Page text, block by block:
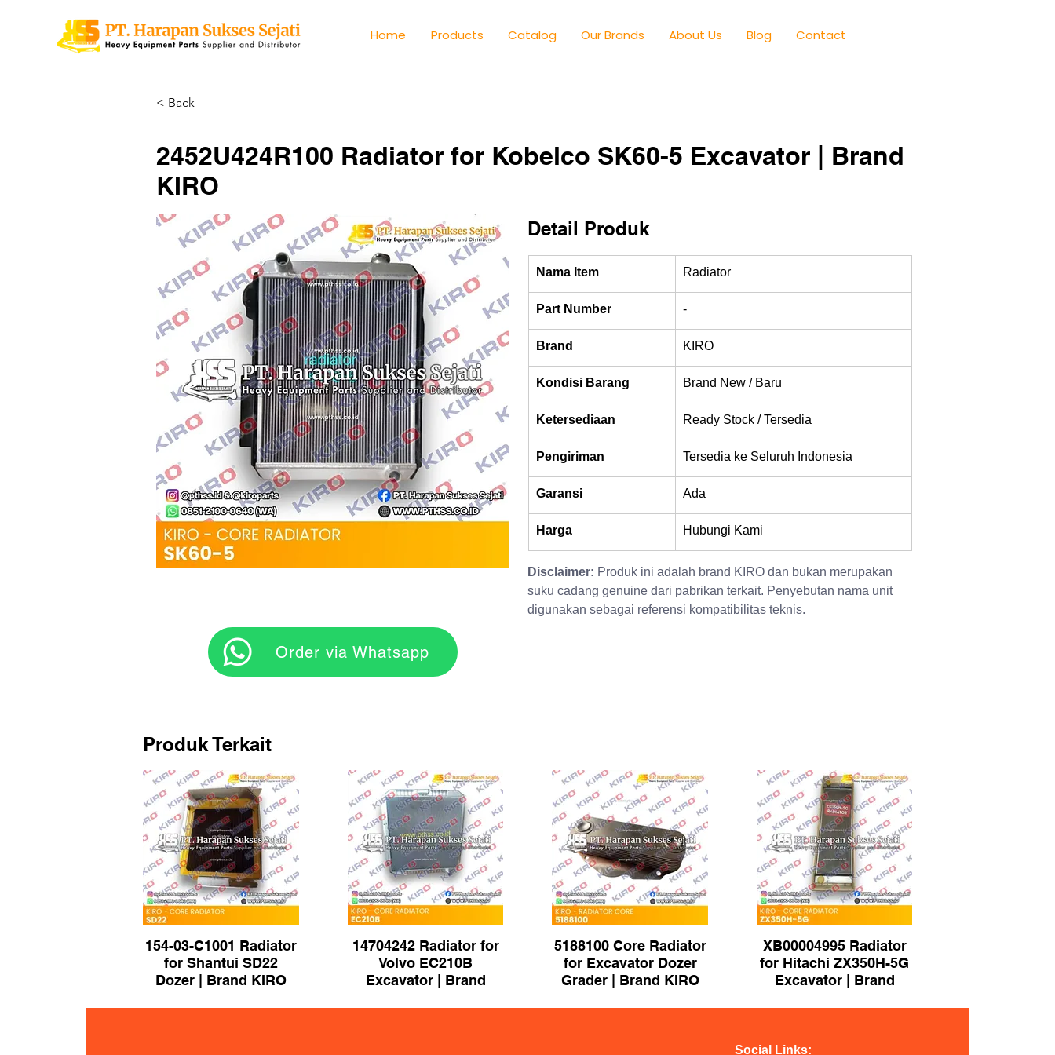
Home Products Catalog Our Brands About Us Blog Contact
< Back
2452U424R100 Radiator for Kobelco SK60-5 Excavator | Brand
KIRO
Detail Produk
Nama Item Radiator
Part Number -
Brand KIRO
Kondisi Barang Brand New / Baru
Ketersediaan Ready Stock / Tersedia
Pengiriman Tersedia ke Seluruh Indonesia
Garansi Ada
Harga Hubungi Kami
Disclaimer: Produk ini adalah brand KIRO dan bukan merupakan
suku cadang genuine dari pabrikan terkait. Penyebutan nama unit
digunakan sebagai referensi kompatibilitas teknis.
‎ ‎ ‎‎‎ ‎ ‎ ‎ ‎ Order via Whatsapp
Produk Terkait
154-03-C1001 Radiator
for Shantui SD22
Dozer | Brand KIRO
14704242 Radiator for
Volvo EC210B
Excavator | Brand
5188100 Core Radiator
for Excavator Dozer
Grader | Brand KIRO
XB00004995 Radiator
for Hitachi ZX350H-5G
Excavator | Brand
Social Links: